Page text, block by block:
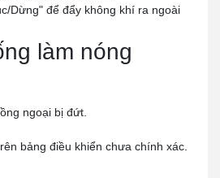
Dừng" để đẩy không khí ra ngoài
làm nóng
ngoại bị đứt.
bảng điều khiển chưa chính xác.